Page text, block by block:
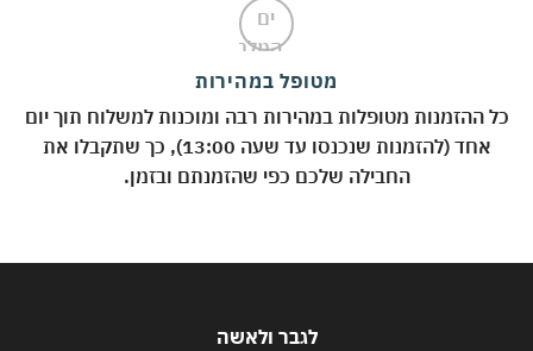
מטופל במהירות
ההזמנות מטופלות במהירות רבה ומוכנות למשלוח תוך יום
אחד (להזמנות שנכנסו עד שעה 13:00), כך שתקבלו את
החבילה שלכם כפי שהזמנתם ובזמן.
לגבר ולאשה